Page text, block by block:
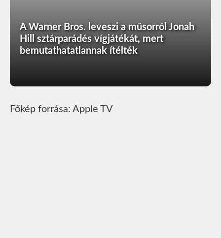
A Warner Bros. leveszi a műsorról Jonah
Hill sztárparádés vígjátékát, mert
bemutathatatlannak ítélték
Főkép forrása: Apple TV